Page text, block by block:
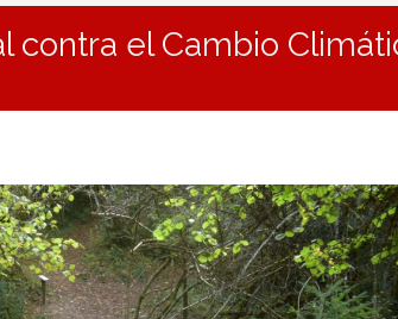
contra el Cambio